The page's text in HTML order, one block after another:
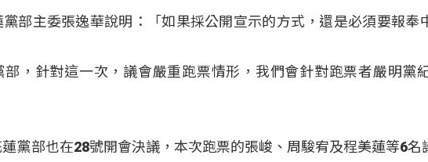
部主委張逸華說明：「如果採公開宣示的方式，還是必須要報奉
部，針對這一次，議會嚴重跑票情形，我們會針對跑票者嚴明黨
黨部也在28號開會決議，本次跑票的張峻、周駿宥及程美蓮等6名